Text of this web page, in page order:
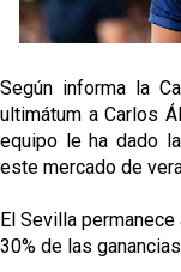
El dato que
grandes ligas
Juanlu de vuelta
Premier
El Granada
Flores
El Sevilla
oferta de 420
Según informa la
ultimátum a Carlos
equipo le ha dado
este mercado de
El Sevilla
30% de las